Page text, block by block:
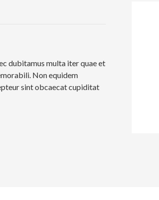
dubitamus multa iter quae et
Non equidem
sint obcaecat cupiditat